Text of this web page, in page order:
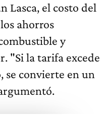
Lasca, el costo del
ahorros
y
"Si la tarifa excede
se convierte en un